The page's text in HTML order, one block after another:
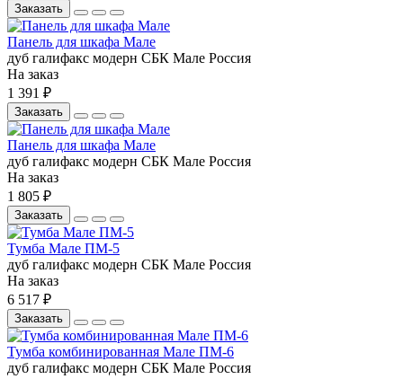
Заказать
Панель для шкафа Мале
дуб галифакс модерн СБК Мале Россия
На заказ
1 391 ₽
Заказать
Панель для шкафа Мале
дуб галифакс модерн СБК Мале Россия
На заказ
1 805 ₽
Заказать
Тумба Мале ПМ-5
дуб галифакс модерн СБК Мале Россия
На заказ
6 517 ₽
Заказать
Тумба комбинированная Мале ПМ-6
дуб галифакс модерн СБК Мале Россия